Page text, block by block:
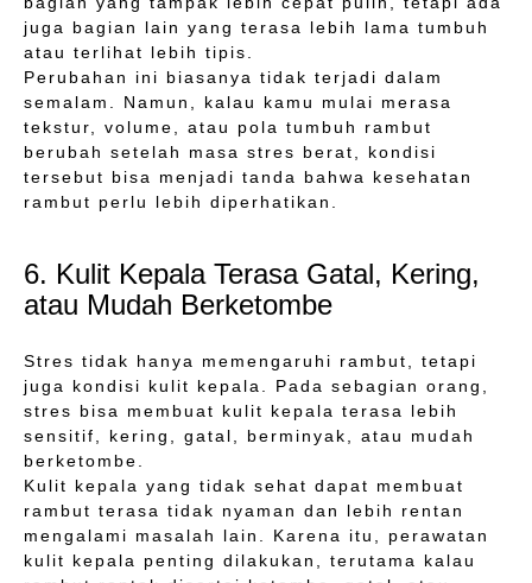
juga bagian lain yang terasa lebih lama tumbuh
atau terlihat lebih tipis.
Perubahan ini biasanya tidak terjadi dalam
semalam. Namun, kalau kamu mulai merasa
tekstur, volume, atau pola tumbuh rambut
berubah setelah masa stres berat, kondisi
tersebut bisa menjadi tanda bahwa kesehatan
rambut perlu lebih diperhatikan.
6. Kulit Kepala Terasa Gatal, Kering,
atau Mudah Berketombe
Stres tidak hanya memengaruhi rambut, tetapi
juga kondisi kulit kepala. Pada sebagian orang,
stres bisa membuat kulit kepala terasa lebih
sensitif, kering, gatal, berminyak, atau mudah
berketombe.
Kulit kepala yang tidak sehat dapat membuat
rambut terasa tidak nyaman dan lebih rentan
mengalami masalah lain. Karena itu, perawatan
kulit kepala penting dilakukan, terutama kalau